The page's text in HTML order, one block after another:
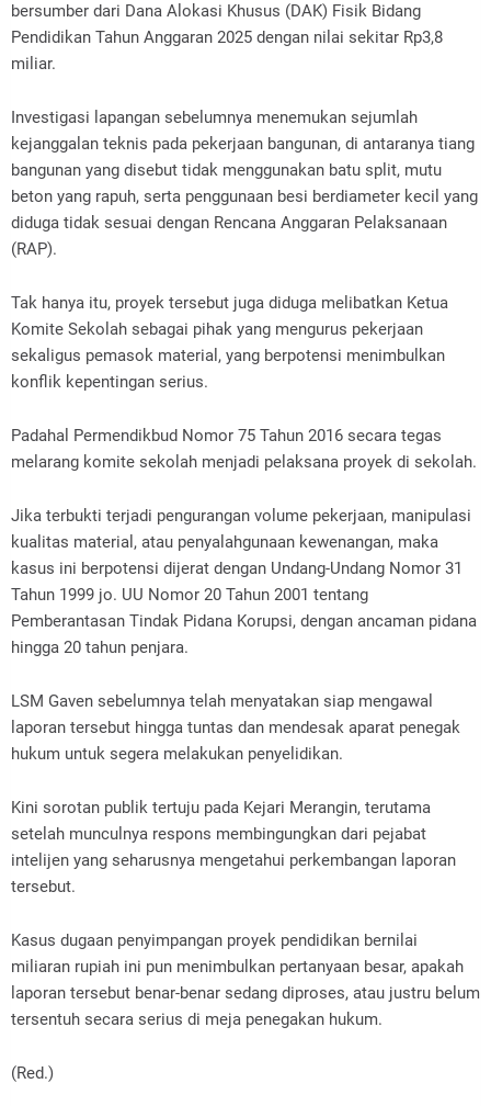
bersumber dari Dana Alokasi Khusus (DAK) Fisik Bidang
Pendidikan Tahun Anggaran 2025 dengan nilai sekitar Rp3,8
miliar.
‎Investigasi lapangan sebelumnya menemukan sejumlah
kejanggalan teknis pada pekerjaan bangunan, di antaranya tiang
bangunan yang disebut tidak menggunakan batu split, mutu
beton yang rapuh, serta penggunaan besi berdiameter kecil yang
diduga tidak sesuai dengan Rencana Anggaran Pelaksanaan
(RAP).
‎Tak hanya itu, proyek tersebut juga diduga melibatkan Ketua
Komite Sekolah sebagai pihak yang mengurus pekerjaan
sekaligus pemasok material, yang berpotensi menimbulkan
konflik kepentingan serius.
‎Padahal Permendikbud Nomor 75 Tahun 2016 secara tegas
melarang komite sekolah menjadi pelaksana proyek di sekolah.
‎Jika terbukti terjadi pengurangan volume pekerjaan, manipulasi
kualitas material, atau penyalahgunaan kewenangan, maka
kasus ini berpotensi dijerat dengan Undang-Undang Nomor 31
Tahun 1999 jo. UU Nomor 20 Tahun 2001 tentang
Pemberantasan Tindak Pidana Korupsi, dengan ancaman pidana
hingga 20 tahun penjara.
‎LSM Gaven sebelumnya telah menyatakan siap mengawal
laporan tersebut hingga tuntas dan mendesak aparat penegak
hukum untuk segera melakukan penyelidikan.
‎Kini sorotan publik tertuju pada Kejari Merangin, terutama
setelah munculnya respons membingungkan dari pejabat
intelijen yang seharusnya mengetahui perkembangan laporan
tersebut.
‎Kasus dugaan penyimpangan proyek pendidikan bernilai
miliaran rupiah ini pun menimbulkan pertanyaan besar, apakah
laporan tersebut benar-benar sedang diproses, atau justru belum
tersentuh secara serius di meja penegakan hukum.
‎(Red.)